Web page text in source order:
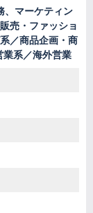
、マーケティン
売・ファッショ
／商品企画・商
業系／海外営業